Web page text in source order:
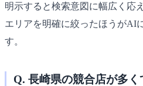
明示すると検索意図に幅広く応
エリアを明確に絞ったほうがAI
す。
Q. 長崎県の競合店が多